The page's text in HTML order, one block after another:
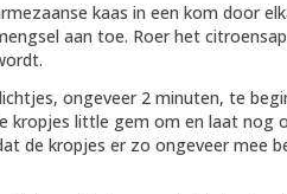
kaas in een kom door
aan toe. Roer het
ongeveer 2 minuten, te
kropjes little gem om en laat nog
de kropjes er zo ongeveer mee